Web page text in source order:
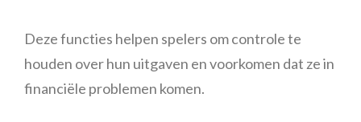
Deze functies helpen spelers om controle te
houden over hun uitgaven en voorkomen dat ze in
financiële problemen komen.